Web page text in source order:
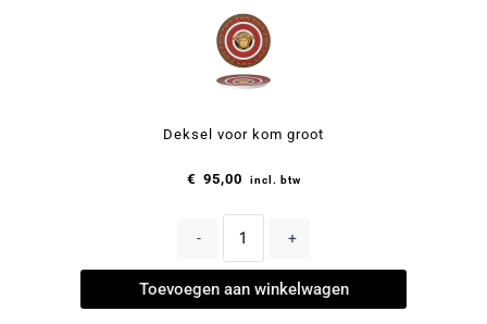
Deksel voor kom groot
€ 95,00 incl. btw
- +
Toevoegen aan winkelwagen